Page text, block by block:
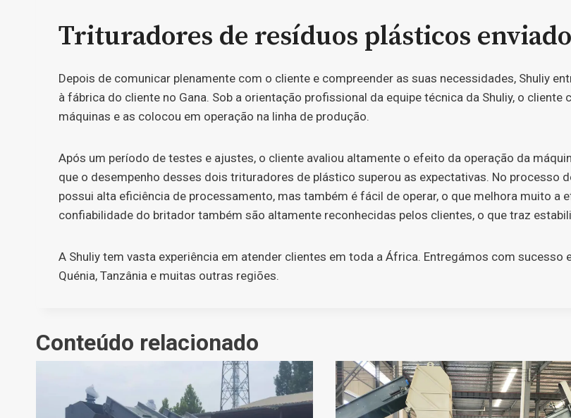
Trituradores de resíduos plásticos
Depois de comunicar plenamente com o cliente e compreender as suas necessidades, Shuliy
à fábrica do cliente no Gana. Sob a orientação profissional da equipe técnica da Shuliy, o
máquinas e as colocou em operação na linha de produção.
Após um período de testes e ajustes, o cliente avaliou altamente o efeito da operação da
que o desempenho desses dois trituradores de plástico superou as expectativas. No processo
possui alta eficiência de processamento, mas também é fácil de operar, o que melhora muito a
confiabilidade do britador também são altamente reconhecidas pelos clientes, o que traz
A Shuliy tem vasta experiência em atender clientes em toda a África. Entregámos com sucesso
Quénia, Tanzânia e muitas outras regiões.
Conteúdo relacionado